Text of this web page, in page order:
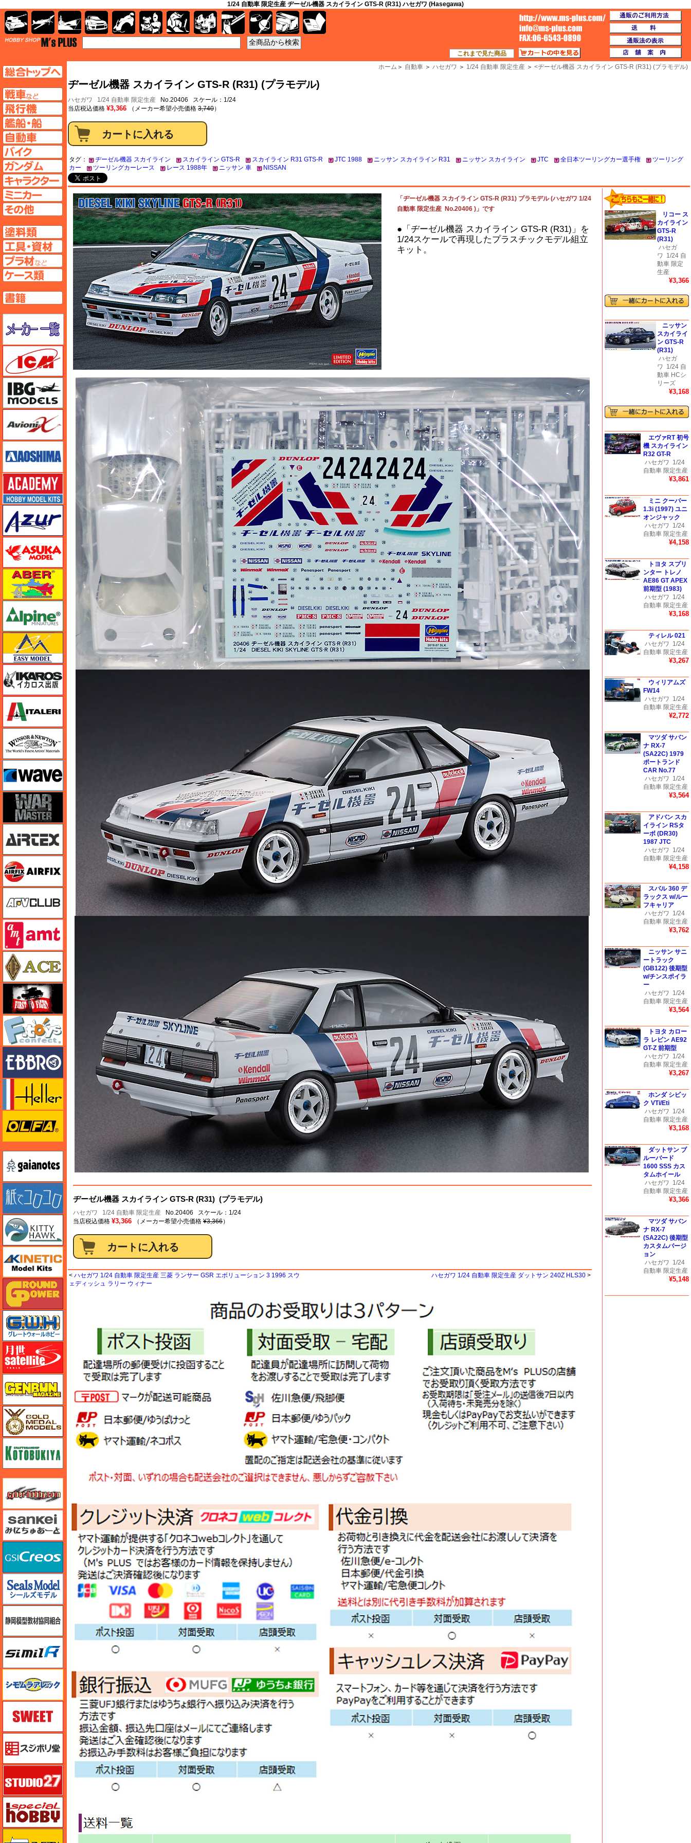
1/24 自動車 限定生産 ヂーゼル機器 スカイライン GTS-R (R31) ハセガワ (Hasegawa)
ホーム ＞ 自動車 ＞ ハセガワ ＞ 1/24 自動車 限定生産 ＞ <ヂーゼル機器 スカイライン GTS-R (R31) (プラモデル)
ヂーゼル機器 スカイライン GTS-R (R31) (プラモデル)
ハセガワ 1/24 自動車 限定生産 No.20406 スケール：1/24
当店税込価格 ¥3,366 （メーカー希望小売価格 3,740）
タグ： ヂーゼル機器 スカイライン スカイライン GTS-R スカイライン R31 GTS-R JTC 1988 ニッサン スカイライン R31 ニッサン スカイライン JTC 全日本ツーリングカー選手権
ツーリング
カー
ツーリングカーレース レース 1988年 ニッサン 車 NISSAN
「ヂーゼル機器 スカイライン GTS-R (R31) プラモデル (ハセガワ 1/24
自動車 限定生産 No.20406 )」です
●「ヂーゼル機器 スカイライン GTS-R (R31)」を
1/24スケールで再現したプラスチックモデル組立
キット。
ヂーゼル機器 スカイライン GTS-R (R31) (プラモデル)
ハセガワ 1/24 自動車 限定生産 No.20406 スケール：1/24
当店税込価格 ¥3,366 （メーカー希望小売価格 ¥3,366）
< ハセガワ 1/24 自動車 限定生産 三菱 ランサー GSR エボリューション 3 1996 スウ
ェディッシュ ラリー ウィナー
ハセガワ 1/24 自動車 限定生産 ダットサン 240Z HLS30 >
リコー ス
カイライン
GTS-R
(R31)
ハセガ
ワ 1/24 自
動車 限定
生産
¥3,366
ニッサン
スカイライ
ン GTS-R
(R31)
ハセガ
ワ 1/24 自
動車 HCシ
リーズ
¥3,168
エヴァRT 初号
機 スカイライン
R32 GT-R
ハセガワ 1/24
自動車 限定生産
¥3,861
ミニ クーパー
1.3i (1997) ユニ
オンジャック
ハセガワ 1/24
自動車 限定生産
¥4,158
トヨタ スプリ
ンター トレノ
AE86 GT APEX
前期型 (1983)
ハセガワ 1/24
自動車 限定生産
¥3,168
ティレル 021
ハセガワ 1/24
自動車 限定生産
¥3,267
ウィリアムズ
FW14
ハセガワ 1/24
自動車 限定生産
¥2,772
マツダ サバン
ナ RX-7
(SA22C) 1979
ポートランド
CAR No.77
ハセガワ 1/24
自動車 限定生産
¥3,564
アドバン スカ
イライン RSタ
ーボ (DR30)
1987 JTC
ハセガワ 1/24
自動車 限定生産
¥4,158
スバル 360 デ
ラックス w/ルー
フキャリア
ハセガワ 1/24
自動車 限定生産
¥3,762
ニッサン サニ
ートラック
(GB122) 後期型
w/チンスポイラ
ー
ハセガワ 1/24
自動車 限定生産
¥3,564
トヨタ カロー
ラ レビン AE92
GT-Z 前期型
ハセガワ 1/24
自動車 限定生産
¥3,267
ホンダ シビッ
ク VTi/Eti
ハセガワ 1/24
自動車 限定生産
¥3,168
ダットサン ブ
ルーバード
1600 SSS カス
タムホイール
ハセガワ 1/24
自動車 限定生産
¥3,366
マツダ サバン
ナ RX-7
(SA22C) 後期型
カスタムバージ
ョン
ハセガワ 1/24
自動車 限定生産
¥5,148
AFV
飛行機ページへ
艦船ページへ
自動車ページへ
ガンダムページへ
キャラクターページへ
ミニカーページへ
その他ページへ
塗料ページへ
工具ページへ
プラ材ページへ
ケースページへ
書籍ページへ
メーカー一覧のページはこちら
ICM
Avioni-X（アヴィオニクス）
アオシマ
アズール
アスカモデル
アベール
イージーモデル
イカロス出版
紙でコロコロ
キティホーク
キネテック
ガリレオ出版 グランドパワー
月世 サテライトツールス
ゲンブンマガジン
ゴールドメダルモデルズ
コトブキヤ
サイバーホビー
さんけい みにちゅあーと
GSIクレオス
シールズモデル
シミラー（similR）
シモムラアレック
スイート（SWEET）
スジボリ堂
スタジオ27・タブデザイン
ズベズダ（Zvezda）
AFV 飛行機 艦船 自動車 バイク キャラクターガンダム 塗料 工具 資材 ケース
これまで見た商品
カートの中を見る